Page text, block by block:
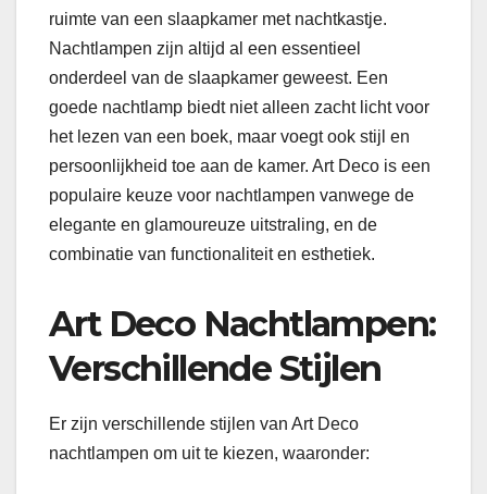
ruimte van een slaapkamer met nachtkastje.
Nachtlampen zijn altijd al een essentieel
onderdeel van de slaapkamer geweest. Een
goede nachtlamp biedt niet alleen zacht licht voor
het lezen van een boek, maar voegt ook stijl en
persoonlijkheid toe aan de kamer. Art Deco is een
populaire keuze voor nachtlampen vanwege de
elegante en glamoureuze uitstraling, en de
combinatie van functionaliteit en esthetiek.
Art Deco Nachtlampen:
Verschillende Stijlen
Er zijn verschillende stijlen van Art Deco
nachtlampen om uit te kiezen, waaronder: